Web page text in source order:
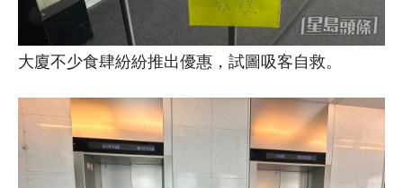
大廈不少食肆紛紛推出優惠，試圖吸客自救。